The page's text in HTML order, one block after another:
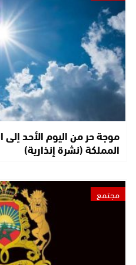
موجة حر من اليوم الأحد إلى
المملكة (نشرة إنذارية)
مجتمع